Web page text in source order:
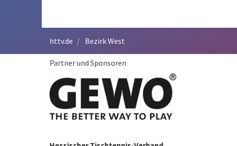
httv.de Bezirk West
Partner und Sponsoren